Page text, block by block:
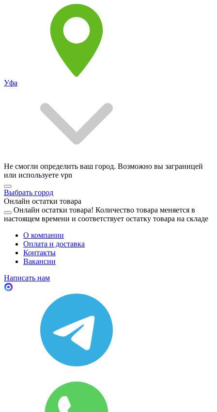
Уфа
Не смогли определить ваш город. Возможно вы заграницей
или используете vpn
Выбрать город
Онлайн остатки товара
Онлайн остатки товара! Количество товара меняется в
настоящем времени и соответствует остатку товара на складе
О компании
Оплата и доставка
Контакты
Вакансии
Написать нам